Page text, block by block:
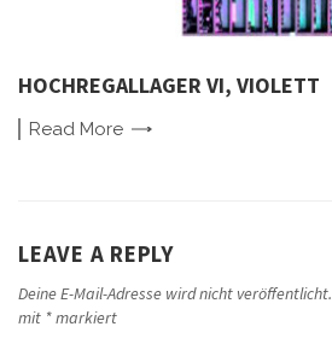
HOCHREGALLAGER VI, VIOLETT
Read More
LEAVE A REPLY
Deine E-Mail-Adresse wird nicht veröffentlicht.
mit *markiert